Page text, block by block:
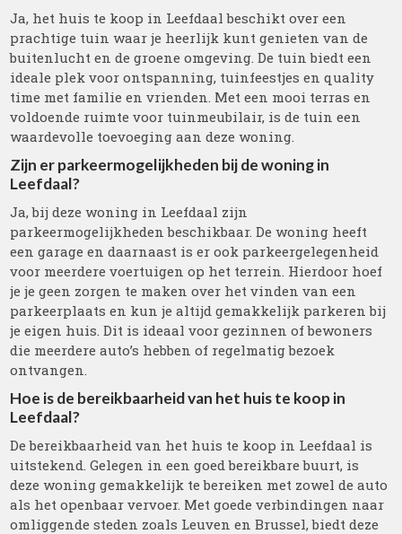
Ja, het huis te koop in Leefdaal beschikt over een
prachtige tuin waar je heerlijk kunt genieten van de
buitenlucht en de groene omgeving. De tuin biedt een
ideale plek voor ontspanning, tuinfeestjes en quality
time met familie en vrienden. Met een mooi terras en
voldoende ruimte voor tuinmeubilair, is de tuin een
waardevolle toevoeging aan deze woning.
Zijn er parkeermogelijkheden bij de woning in
Leefdaal?
Ja, bij deze woning in Leefdaal zijn
parkeermogelijkheden beschikbaar. De woning heeft
een garage en daarnaast is er ook parkeergelegenheid
voor meerdere voertuigen op het terrein. Hierdoor hoef
je je geen zorgen te maken over het vinden van een
parkeerplaats en kun je altijd gemakkelijk parkeren bij
je eigen huis. Dit is ideaal voor gezinnen of bewoners
die meerdere auto’s hebben of regelmatig bezoek
ontvangen.
Hoe is de bereikbaarheid van het huis te koop in
Leefdaal?
De bereikbaarheid van het huis te koop in Leefdaal is
uitstekend. Gelegen in een goed bereikbare buurt, is
deze woning gemakkelijk te bereiken met zowel de auto
als het openbaar vervoer. Met goede verbindingen naar
omliggende steden zoals Leuven en Brussel, biedt deze